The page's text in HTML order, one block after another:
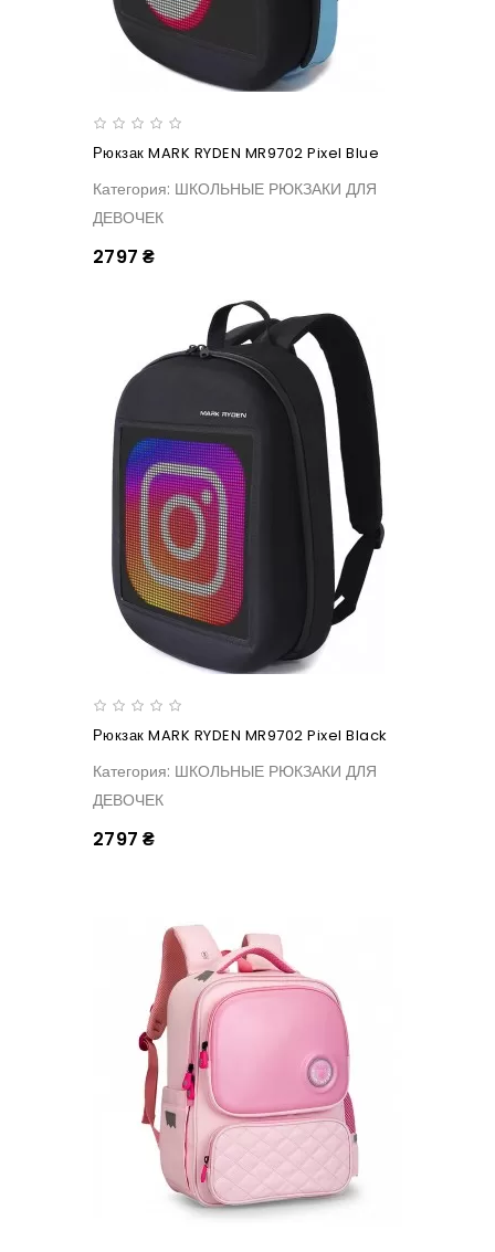
Рюкзак MARK RYDEN MR9702 Pixel Blue
Категория: ШКОЛЬНЫЕ РЮКЗАКИ ДЛЯ
ДЕВОЧЕК
2797 ₴
Рюкзак MARK RYDEN MR9702 Pixel Black
Категория: ШКОЛЬНЫЕ РЮКЗАКИ ДЛЯ
ДЕВОЧЕК
2797 ₴